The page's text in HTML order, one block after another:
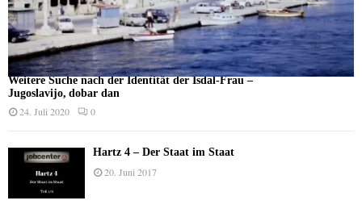
Weitere Suche nach der Identität der Isdal-Frau –
Jugoslavijo, dobar dan
24. Juli 2020 0
Hartz 4 – Der Staat im Staat
20. Juni 2017